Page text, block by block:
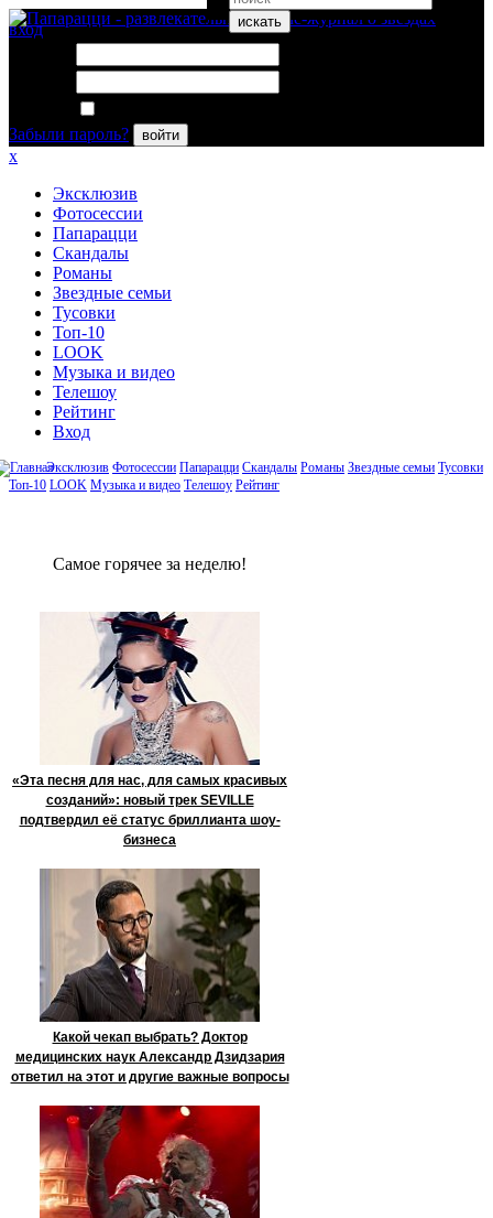
искать
вход
Забыли пароль?
войти
x
Эксклюзив
Фотосессии
Папарацци
Скандалы
Романы
Звездные семьи
Тусовки
Топ-10
LOOK
Музыка и видео
Телешоу
Рейтинг
Вход
Эксклюзив Фотосессии Папарацци Скандалы Романы Звездные семьи Тусовки
Топ-10 LOOK Музыка и видео Телешоу Рейтинг
Сaмое гoрячее за неделю!
«Эта песня для нас, для самых красивых
созданий»: новый трек SEVILLE
подтвердил её статус бриллианта шоу-
бизнеса
Какой чекап выбрать? Доктор
медицинских наук Александр Дзидзария
ответил на этот и другие важные вопросы